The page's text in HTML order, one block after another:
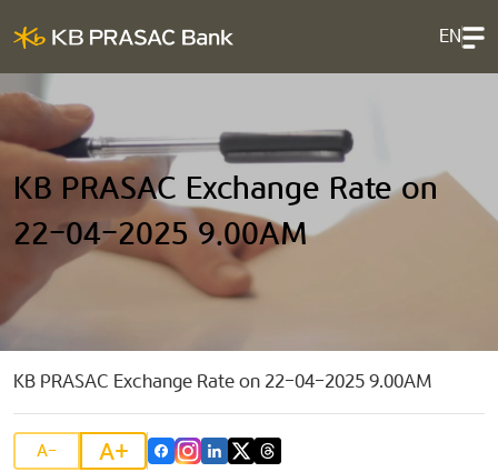
EN
KB PRASAC Exchange Rate on
22-04-2025 9.00AM
KB PRASAC Exchange Rate on 22-04-2025 9.00AM
A- A+